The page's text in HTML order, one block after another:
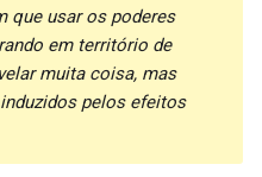
que usar os poderes
em território de
muita coisa, mas
pelos efeitos